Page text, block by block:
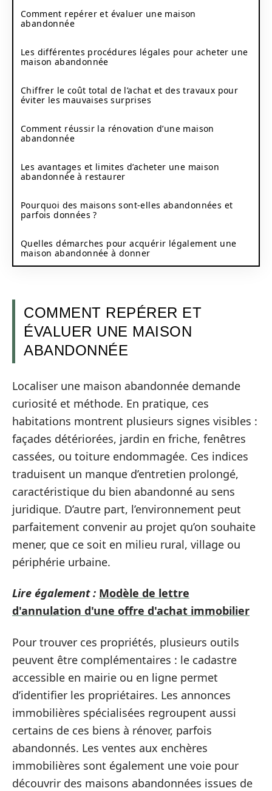
Comment repérer et évaluer une maison
abandonnée
Les différentes procédures légales pour acheter une
maison abandonnée
Chiffrer le coût total de l’achat et des travaux pour
éviter les mauvaises surprises
Comment réussir la rénovation d’une maison
abandonnée
Les avantages et limites d’acheter une maison
abandonnée à restaurer
Pourquoi des maisons sont-elles abandonnées et
parfois données ?
Quelles démarches pour acquérir légalement une
maison abandonnée à donner
COMMENT REPÉRER ET
ÉVALUER UNE MAISON
ABANDONNÉE
Localiser une maison abandonnée demande
curiosité et méthode. En pratique, ces
habitations montrent plusieurs signes visibles :
façades détériorées, jardin en friche, fenêtres
cassées, ou toiture endommagée. Ces indices
traduisent un manque d’entretien prolongé,
caractéristique du bien abandonné au sens
juridique. D’autre part, l’environnement peut
parfaitement convenir au projet qu’on souhaite
mener, que ce soit en milieu rural, village ou
périphérie urbaine.
Lire également : Modèle de lettre
d'annulation d'une offre d'achat immobilier
Pour trouver ces propriétés, plusieurs outils
peuvent être complémentaires : le cadastre
accessible en mairie ou en ligne permet
d’identifier les propriétaires. Les annonces
immobilières spécialisées regroupent aussi
certains de ces biens à rénover, parfois
abandonnés. Les ventes aux enchères
immobilières sont également une voie pour
découvrir des maisons abandonnées issues de